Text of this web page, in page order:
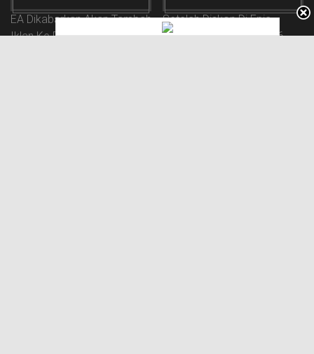
EA Dikabarkan Akan Tambah
Iklan Ke Dalam Game.
Setelah Diskon Di Epic
Games, EA Sports FC 26